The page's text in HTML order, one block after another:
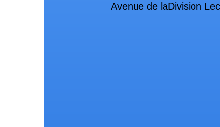
Avenue de laDivision